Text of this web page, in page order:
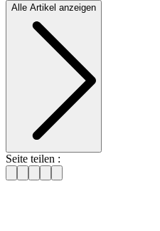
Alle Artikel anzeigen
Seite teilen :